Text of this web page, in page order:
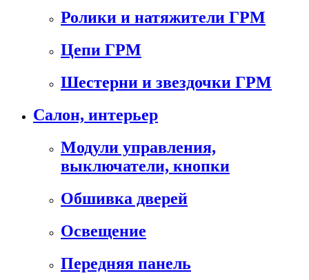
Ролики и натяжители ГРМ
Цепи ГРМ
Шестерни и звездочки ГРМ
Салон, интерьер
Модули управления,
выключатели, кнопки
Обшивка дверей
Освещение
Передняя панель